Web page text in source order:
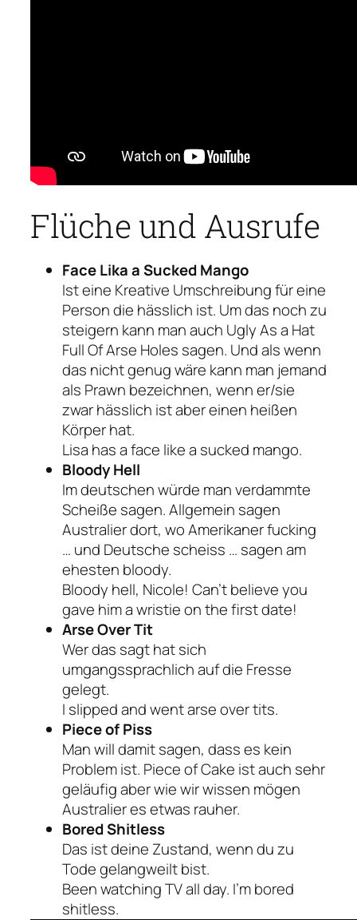
Flüche und Ausrufe
Face Lika a Sucked Mango
Ist eine Kreative Umschreibung für eine
Person die hässlich ist. Um das noch zu
steigern kann man auch Ugly As a Hat
Full Of Arse Holes sagen. Und als wenn
das nicht genug wäre kann man jemand
als Prawn bezeichnen, wenn er/sie
zwar hässlich ist aber einen heißen
Körper hat.
Lisa has a face like a sucked mango.
Bloody Hell
Im deutschen würde man verdammte
Scheiße sagen. Allgemein sagen
Australier dort, wo Amerikaner fucking
… und Deutsche scheiss … sagen am
ehesten bloody.
Bloody hell, Nicole! Can’t believe you
gave him a wristie on the first date!
Arse Over Tit
Wer das sagt hat sich
umgangssprachlich auf die Fresse
gelegt.
I slipped and went arse over tits.
Piece of Piss
Man will damit sagen, dass es kein
Problem ist. Piece of Cake ist auch sehr
geläufig aber wie wir wissen mögen
Australier es etwas rauher.
Bored Shitless
Das ist deine Zustand, wenn du zu
Tode gelangweilt bist.
Been watching TV all day. I’m bored
shitless.